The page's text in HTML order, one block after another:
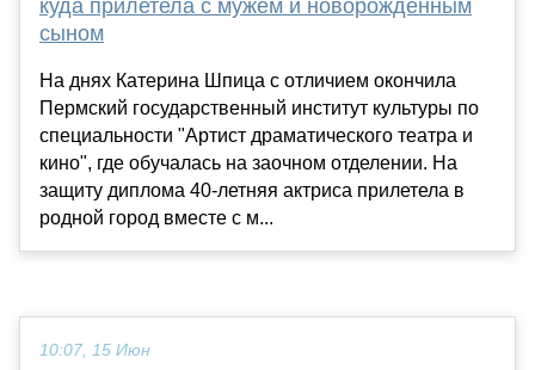
куда прилетела с мужем и новорождённым
сыном
На днях Катерина Шпица с отличием окончила
Пермский государственный институт культуры по
специальности "Артист драматического театра и
кино", где обучалась на заочном отделении. На
защиту диплома 40-летняя актриса прилетела в
родной город вместе с м...
10:07, 15 Июн